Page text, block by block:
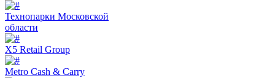
Технопарки Московской
области
X5 Retail Group
Metro Cash & Carry